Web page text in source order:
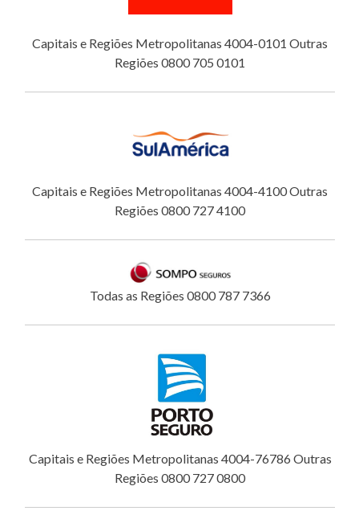
Capitais e Regiões Metropolitanas 4004-0101 Outras
Regiões 0800 705 0101
Capitais e Regiões Metropolitanas 4004-4100 Outras
Regiões 0800 727 4100
Todas as Regiões 0800 787 7366
Capitais e Regiões Metropolitanas 4004-76786 Outras
Regiões 0800 727 0800